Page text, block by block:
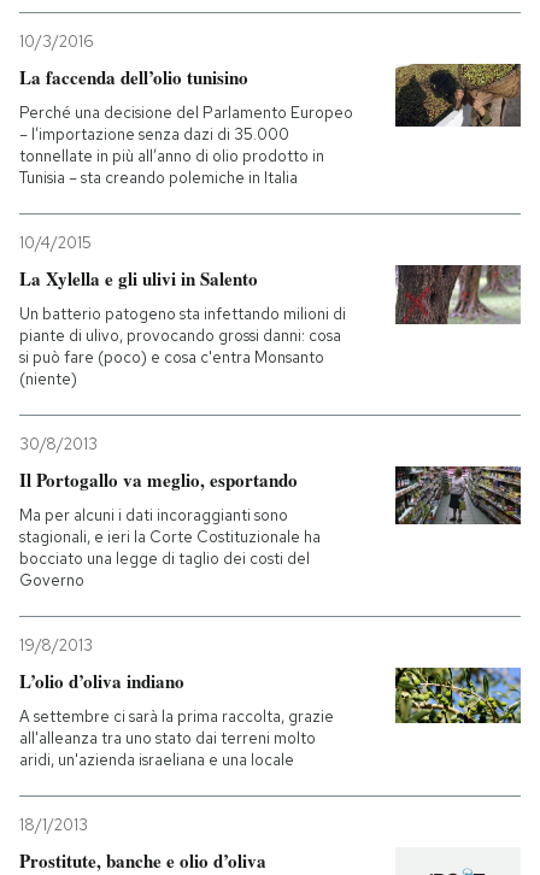
NEWSLETTER
I MIEI PREFERITI
CALENDARIO
AREA PERSONALE
10/3/2016
La faccenda dell’olio tunisino
Perché una decisione del Parlamento Europeo
– l’importazione senza dazi di 35.000
tonnellate in più all’anno di olio prodotto in
Tunisia – sta creando polemiche in Italia
10/4/2015
La Xylella e gli ulivi in Salento
Un batterio patogeno sta infettando milioni di
piante di ulivo, provocando grossi danni: cosa
si può fare (poco) e cosa c'entra Monsanto
(niente)
30/8/2013
Il Portogallo va meglio, esportando
Ma per alcuni i dati incoraggianti sono
stagionali, e ieri la Corte Costituzionale ha
bocciato una legge di taglio dei costi del
Governo
19/8/2013
L’olio d’oliva indiano
A settembre ci sarà la prima raccolta, grazie
all'alleanza tra uno stato dai terreni molto
aridi, un'azienda israeliana e una locale
18/1/2013
Prostitute, banche e olio d’oliva